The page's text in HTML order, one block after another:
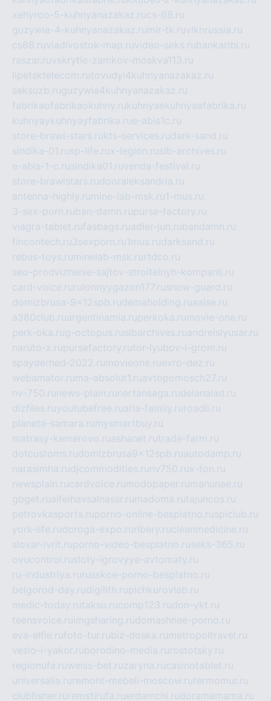
xehyroo-5-kuhnyanazakaz.rucs-68.ru
guzywia-4-kuhnyanazakaz.ru mir-tk.ruvlknrussia.ru
cs68.ruvladivostok-map.ruvideo-seks.rubankaribi.ru
raszar.ruvskrytie-zamkov-moskva113.ru
lipetsktelecom.rutovudyi4kuhnyanazakaz.ru
seksuzb.ruguzywia4kuhnyanazakaz.ru
fabrikaofabrikaokuhny.rukuhnyaekuhnyaafabrika.ru
kuhnyaykuhnyayfabrika.rue-abis1c.ru
store-brawl-stars.rukts-services.rudark-sand.ru
sindika-01.rusp-life.rux-legion.rusib-archives.ru
e-abis-1-c.rusindika01.ruvenda-festival.ru
store-brawlstars.rudooraleksandria.ru
antenna-highly.ru mine-lab-msk.ru1-mus.ru
3-sex-porn.ruban-damn.rupurse-factory.ru
viagra-tablet.rufasbags.ruadler-jun.rubandamn.ru
fincontech.ru3sexporn.ru1mus.rudarksand.ru
rebus-toys.ru minelab-msk.ru rtdco.ru
seo-prodvizhenie-sajtov-stroitelnyh-kompanij.ru
card-voice.ru rulonnyygazon177.rusnow-guard.ru
domizbrusa-9x12spb.rudemaholding.ruaalse.ru
a380club.ruargentinamia.ruperkoka.ru movie-one.ru
perk-oka.rug-octopus.rusibarchives.ruandreislyusar.ru
naruto-x.rupursefactory.rutor-lyubov-i-grom.ru
spayderhed-2022.ru movieone.ruevro-dez.ru
webamator.ru ma-absolut1.ruavtopomosch27.ru
nv-750.ru news-plain.ru nertansaga.rudelanalad.ru
dizfiles.ruyoutubefree.ruaria-family.ru roadli.ru
planeta-samara.ru mysmartbuy.ru
matrasy-kemerovo.ruashanet.rutrade-farm.ru
dotcustoms.rudomizbrusa9x12spb.ruautodamp.ru
narasimha.rudjcommodities.ru nv750.rux-ton.ru
newsplain.rucardvoice.ru modopaper.ru manunae.ru
gbget.rualfeihavsalnassr.ru madoma.rutajuncos.ru
petrovkasports.ruporno-online-besplatno.rusplclub.ru
york-life.rudoroga-expo.ru ribery.rucleanmedicine.ru
slovar-ivrit.ruporno-video-besplatno.ruseks-365.ru
ovucontrol.rusloty-igrovyye-avtomaty.ru
ru-industriya.ru russkoe-porno-besplatno.ru
belgorod-day.rudigilith.rupichkurovlab.ru
medic-today.rutaksu.rucomp123.rudon-ykt.ru
teensvoice.ru imgsharing.rudomashnee-porno.ru
eva-elfie.rufoto-tur.rubiz-doska.ru metropoltravel.ru
veslo-i-yakor.ruborodino-media.ru rostotsky.ru
regionufa.ruweiss-bet.ruzaryna.rucasinotablet.ru
universalia.ru remont-mebeli-moscow.rutermomur.ru
clubfisher.ru remstirufa.ruerdamchi.rudoramamama.ru